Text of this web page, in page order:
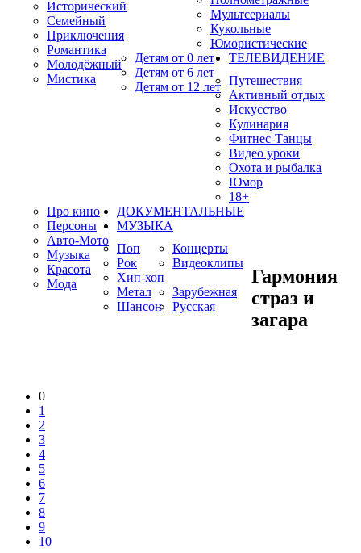
Исторический
Семейный
Приключения
Романтика
Молодёжный
Мистика
Мультсериалы
Кукольные
Юмористические
Детям от 0 лет
Детям от 6 лет
Детям от 12 лет
ТЕЛЕВИДЕНИЕ
Путешествия
Активный отдых
Искусство
Кулинария
Фитнес-Танцы
Видео уроки
Охота и рыбалка
Юмор
18+
Про кино
Персоны
Авто-Мото
Музыка
Красота
Мода
ДОКУМЕНТАЛЬНЫЕ
МУЗЫКА
Поп
Рок
Хип-хоп
Метал
Шансон
Концерты
Видеоклипы
Зарубежная
Русская
Гармония
страз и
загара
0
1
2
3
4
5
6
7
8
9
10